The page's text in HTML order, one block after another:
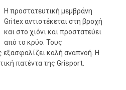
Η προστατευτική μεμβράνη
Gritex αντιστέκεται στη βροχή
και στο χιόνι και προστατεύει
από το κρύο. Τους
εξασφαλίζει καλή αναπνοή. Η
πατέντα της Grisport.